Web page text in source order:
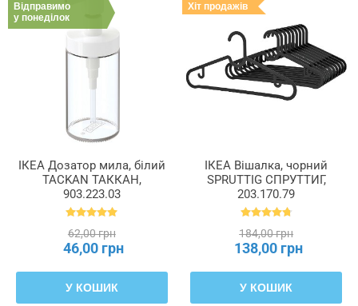
Відправимо
у понеділок
ІКЕА Дозатор мила, білий
TACKAN ТАККАН,
903.223.03
62,00 грн
46,00 грн
У КОШИК
Хіт продажів
ІКЕА Вішалка, чорний
SPRUTTIG СПРУТТИГ,
203.170.79
184,00 грн
138,00 грн
У КОШИК